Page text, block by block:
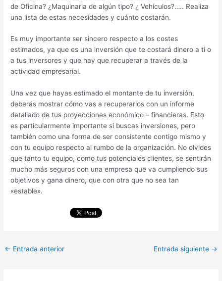
de Oficina? ¿Maquinaria de algún tipo? ¿ Vehículos?….. Realiza
una lista de estas necesidades y cuánto costarán.
Es muy importante ser sincero respecto a los costes
estimados, ya que es una inversión que te costará dinero a ti o
a tus inversores y que hay que recuperar a través de la
actividad empresarial.
Una vez que hayas estimado el montante de tu inversión,
deberás mostrar cómo vas a recuperarlos con un informe
detallado de tus proyecciones económico – financieras. Esto
es particularmente importante si buscas inversiones, pero
también como una forma de ser consistente contigo mismo y
con tu equipo respecto al rumbo de la organización. No olvides
que tanto tu equipo, como tus potenciales clientes, se sentirán
mucho más seguros con una empresa que va cumpliendo sus
objetivos y gana dinero, que con otra que no sea tan
«estable».
← Entrada anterior Entrada siguiente →